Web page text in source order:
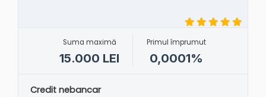
Suma maximă
15.000 LEI
Primul împrumut
0,0001%
Credit nebancar